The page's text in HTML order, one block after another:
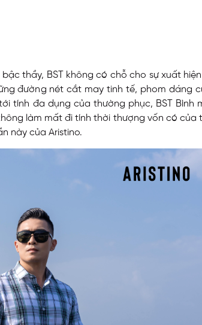
thầy, BST không có chỗ cho sự xuất
đường nét cắt may tinh tế, phom dáng
tính đa dụng của thường phục, BST Bình
làm mất đi tính thời thượng vốn có của
này của Aristino.